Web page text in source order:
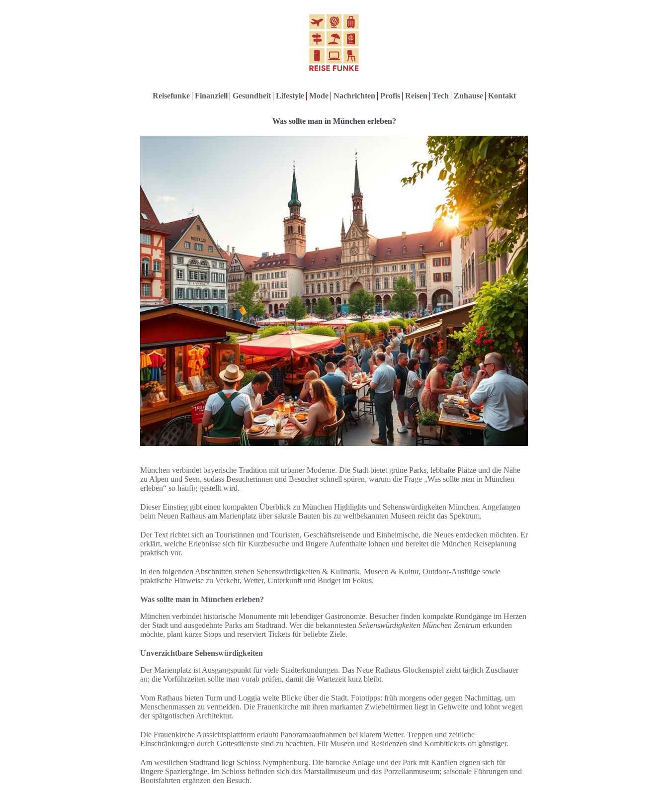
Reisefunke Finanziell Gesundheit Lifestyle Mode Nachrichten Profis Reisen Tech Zuhause Kontakt
Was sollte man in München erleben?
München verbindet bayerische Tradition mit urbaner Moderne. Die Stadt bietet grüne Parks, lebhafte Plätze und die Nähe
zu Alpen und Seen, sodass Besucherinnen und Besucher schnell spüren, warum die Frage „Was sollte man in München
erleben“ so häufig gestellt wird.
Dieser Einstieg gibt einen kompakten Überblick zu München Highlights und Sehenswürdigkeiten München. Angefangen
beim Neuen Rathaus am Marienplatz über sakrale Bauten bis zu weltbekannten Museen reicht das Spektrum.
Der Text richtet sich an Touristinnen und Touristen, Geschäftsreisende und Einheimische, die Neues entdecken möchten. Er
erklärt, welche Erlebnisse sich für Kurzbesuche und längere Aufenthalte lohnen und bereitet die München Reiseplanung
praktisch vor.
In den folgenden Abschnitten stehen Sehenswürdigkeiten & Kulinarik, Museen & Kultur, Outdoor‑Ausflüge sowie
praktische Hinweise zu Verkehr, Wetter, Unterkunft und Budget im Fokus.
Was sollte man in München erleben?
München verbindet historische Monumente mit lebendiger Gastronomie. Besucher finden kompakte Rundgänge im Herzen
der Stadt und ausgedehnte Parks am Stadtrand. Wer die bekanntesten Sehenswürdigkeiten München Zentrum erkunden
möchte, plant kurze Stops und reserviert Tickets für beliebte Ziele.
Unverzichtbare Sehenswürdigkeiten
Der Marienplatz ist Ausgangspunkt für viele Stadterkundungen. Das Neue Rathaus Glockenspiel zieht täglich Zuschauer
an; die Vorführzeiten sollte man vorab prüfen, damit die Wartezeit kurz bleibt.
Vom Rathaus bieten Turm und Loggia weite Blicke über die Stadt. Fototipps: früh morgens oder gegen Nachmittag, um
Menschenmassen zu vermeiden. Die Frauenkirche mit ihren markanten Zwiebeltürmen liegt in Gehweite und lohnt wegen
der spätgotischen Architektur.
Die Frauenkirche Aussichtsplattform erlaubt Panoramaaufnahmen bei klarem Wetter. Treppen und zeitliche
Einschränkungen durch Gottesdienste sind zu beachten. Für Museen und Residenzen sind Kombitickets oft günstiger.
Am westlichen Stadtrand liegt Schloss Nymphenburg. Die barocke Anlage und der Park mit Kanälen eignen sich für
längere Spaziergänge. Im Schloss befinden sich das Marstallmuseum und das Porzellanmuseum; saisonale Führungen und
Bootsfahrten ergänzen den Besuch.